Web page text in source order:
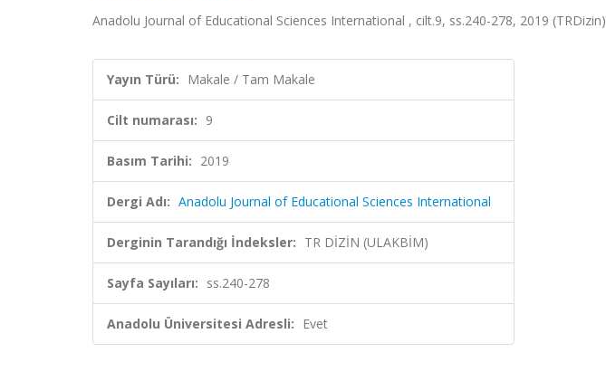
Anadolu Journal of Educational Sciences International , cilt.9, ss.240-278, 2019 (TRDizin)
Yayın Türü: Makale / Tam Makale
Cilt numarası: 9
Basım Tarihi: 2019
Dergi Adı: Anadolu Journal of Educational Sciences International
Derginin Tarandığı İndeksler: TR DİZİN (ULAKBİM)
Sayfa Sayıları: ss.240-278
Anadolu Üniversitesi Adresli: Evet